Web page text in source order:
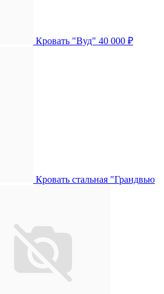
Кровать "Вуд" 40 000 ₽
Кровать стальная "Грандвью